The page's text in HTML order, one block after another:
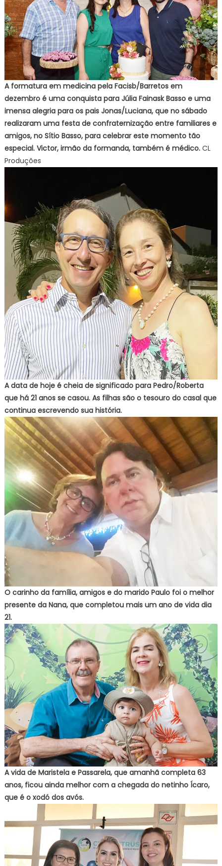
A formatura em medicina pela Facisb/Barretos em
dezembro é uma conquista para Júlia Fainask Basso e uma
imensa alegria para os pais Jonas/Luciana, que no sábado
realizaram uma festa de confraternização entre familiares e
amigos, no Sítio Basso, para celebrar este momento tão
especial. Victor, irmão da formanda, também é médico. CL
Produções
A data de hoje é cheia de significado para Pedro/Roberta
que há 21 anos se casou. As filhas são o tesouro do casal que
continua escrevendo sua história.
O carinho da família, amigos e do marido Paulo foi o melhor
presente da Nana, que completou mais um ano de vida dia
21.
A vida de Maristela e Passarela, que amanhã completa 63
anos, ficou ainda melhor com a chegada do netinho Ícaro,
que é o xodó dos avós.